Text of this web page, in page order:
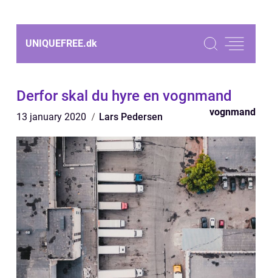
UNIQUEFREE.dk
Derfor skal du hyre en vognmand
13 january 2020 Lars Pedersen vognmand